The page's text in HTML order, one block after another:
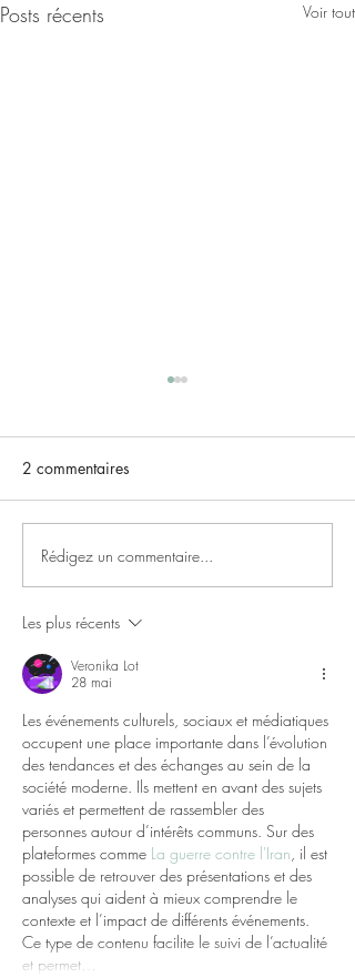
Posts récents Voir tout
Rejoignez le Club Strava
2500 voix !
2 commentaires
Rédigez un commentaire...
Les plus récents
Veronika Lot
28 mai
Les événements culturels, sociaux et médiatiques
occupent une place importante dans l’évolution
des tendances et des échanges au sein de la
société moderne. Ils mettent en avant des sujets
variés et permettent de rassembler des
personnes autour d’intérêts communs. Sur des
plateformes comme La guerre contre l'Iran, il est
possible de retrouver des présentations et des
analyses qui aident à mieux comprendre le
contexte et l’impact de différents événements.
Ce type de contenu facilite le suivi de l’actualité
et permet…